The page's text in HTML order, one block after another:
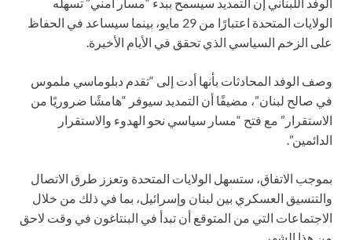
الوفد اللبناني إن التمديد سيسمح ببدء “مسار أمني” تسهله
الولايات المتحدة اعتبارًا من 29 مايو، بينما سيساعد في الحفاظ
على الزخم السياسي الذي تحقق في الأيام الأخيرة.
وصف الوفد المحادثات بأنها أدت إلى “تقدم دبلوماسي ملموس
في صالح لبنان”، مضيفًا أن التمديد سيوفر “هامشًا ضروريًا من
الاستقرار” مع فتح “مسار سياسي نحو الهدوء والاستقرار
الدائمين”.
بموجب الاتفاق، ستسهل الولايات المتحدة وتعزز طرق الاتصال
والتنسيق العسكري بين لبنان وإسرائيل، بما في ذلك من خلال
الاجتماعات التي من المتوقع أن تبدأ في البنتاغون في وقت لاحق